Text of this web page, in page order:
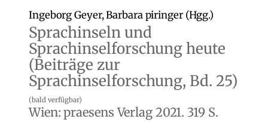
Ingeborg Geyer, Barbara piringer (Hgg.)
Sprachinseln und
Sprachinselforschung heute
(Beiträge zur
Sprachinselforschung, Bd. 25)
(bald verfügbar)
Wien: praesens Verlag 2021. 319 S.